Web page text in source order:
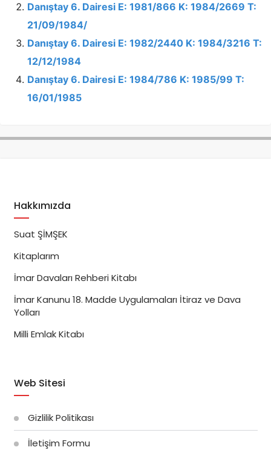
Danıştay 6. Dairesi E: 1981/866 K: 1984/2669 T:
21/09/1984/
Danıştay 6. Dairesi E: 1982/2440 K: 1984/3216 T:
12/12/1984
Danıştay 6. Dairesi E: 1984/786 K: 1985/99 T:
16/01/1985
Hakkımızda
Suat ŞİMŞEK
Kitaplarım
İmar Davaları Rehberi Kitabı
İmar Kanunu 18. Madde Uygulamaları İtiraz ve Dava
Yolları
Milli Emlak Kitabı
Web Sitesi
Gizlilik Politikası
İletişim Formu